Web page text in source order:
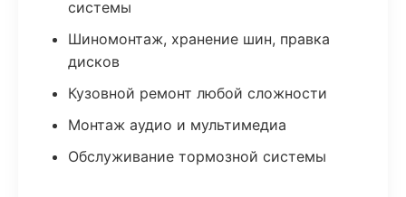
системы
Шиномонтаж, хранение шин, правка
дисков
Кузовной ремонт любой сложности
Монтаж аудио и мультимедиа
Обслуживание тормозной системы